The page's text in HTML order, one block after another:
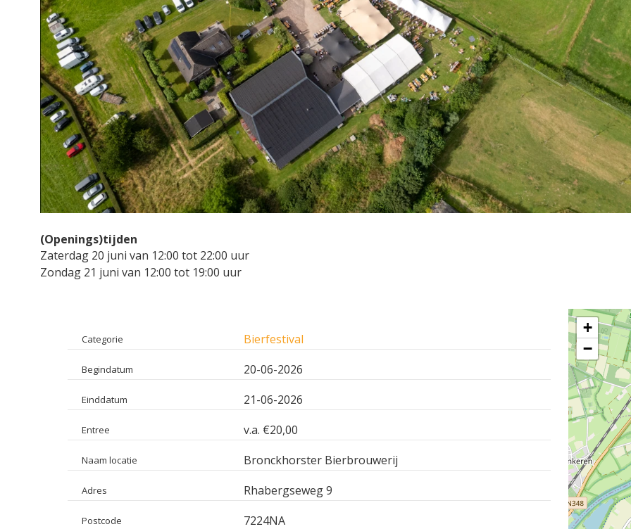
(Openings)tijden
Zaterdag 20 juni van 12:00 tot 22:00 uur
Zondag 21 juni van 12:00 tot 19:00 uur
Categorie Bierfestival
Begindatum 20-06-2026
Einddatum 21-06-2026
Entree v.a. €20,00
Naam locatie Bronckhorster Bierbrouwerij
Adres Rhabergseweg 9
Postcode 7224NA
+
−